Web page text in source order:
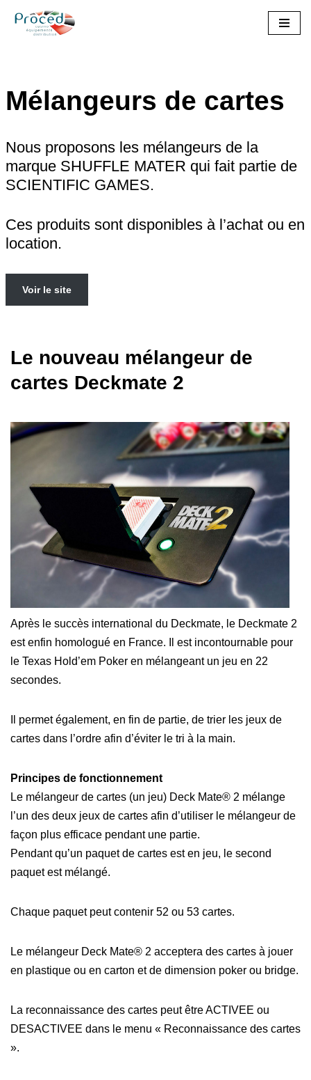
Mélangeurs de cartes
Nous proposons les mélangeurs de la
marque SHUFFLE MATER qui fait partie de
SCIENTIFIC GAMES.
Ces produits sont disponibles à l’achat ou en
location.
Voir le site
Le nouveau mélangeur de
cartes Deckmate 2
Après le succès international du Deckmate, le Deckmate 2
est enfin homologué en France. Il est incontournable pour
le Texas Hold’em Poker en mélangeant un jeu en 22
secondes.
Il permet également, en fin de partie, de trier les jeux de
cartes dans l’ordre afin d’éviter le tri à la main.
Principes de fonctionnement
Le mélangeur de cartes (un jeu) Deck Mate® 2 mélange
l’un des deux jeux de cartes afin d’utiliser le mélangeur de
façon plus efficace pendant une partie.
Pendant qu’un paquet de cartes est en jeu, le second
paquet est mélangé.
Chaque paquet peut contenir 52 ou 53 cartes.
Le mélangeur Deck Mate® 2 acceptera des cartes à jouer
en plastique ou en carton et de dimension poker ou bridge.
La reconnaissance des cartes peut être ACTIVEE ou
DESACTIVEE dans le menu « Reconnaissance des cartes
».